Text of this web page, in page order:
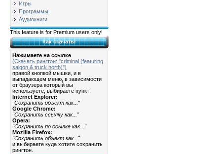
Игры
Программы
Аудиокниги
This feature is for Premium users only!
Как скачать!
Нажимаете на ссылке
(Скачать рингтон: "criminal (featuring
saigon & truck north)")
правой кнопкой мышки, и в
выпадающем меню, в зависимости
от браузера который вы
используете, выбираете пункт:
Internet Explorer:
"Сохранить объект как..."
Google Chrome:
"Сохранить ссылку как..."
Opera:
"Сохранить по ссылке как..."
Mozilla Firefox:
"Сохранить объект как..."
и выбираете куда хотите сохранить
рингтон.